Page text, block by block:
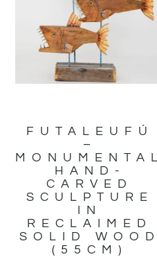
FUTALEUFÚ
–
MONUMENTAL
HAND-
CARVED
SCULPTURE
IN
RECLAIMED
SOLID WOOD
(55CM)